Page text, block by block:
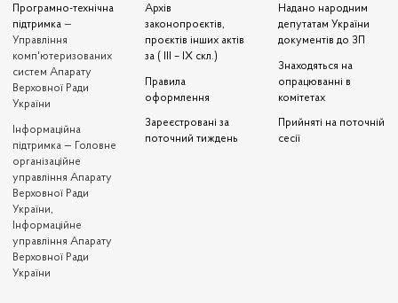
Програмно-технічна
підтримка —
Управління
комп'ютеризованих
систем Апарату
Верховної Ради
України
Iнформаційна
підтримка — Головне
організаційне
управління Апарату
Верховної Ради
України,
Інформаційне
управління Апарату
Верховної Ради
України
Архів
законопроєктів,
проєктів інших актів
за ( III – IX скл.)
Правила
оформлення
Зареєстровані за
поточний тиждень
Надано народним
депутатам України
документів до ЗП
Знаходяться на
опрацюванні в
комітетах
Прийняті на поточній
сесії